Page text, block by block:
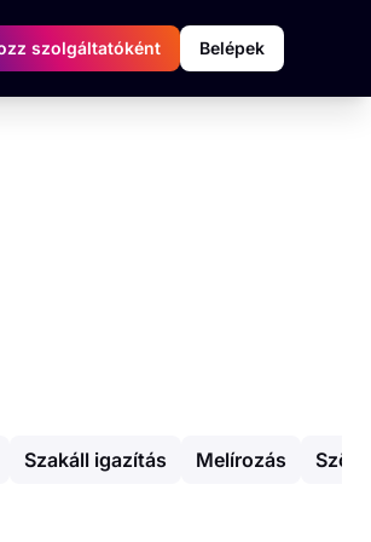
szolgáltatóként Belépek
Szakáll igazítás Melírozás